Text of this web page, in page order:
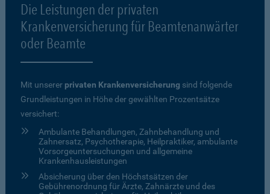
Die Leistungen der privaten
Krankenversicherung für Beamtenanwärter
oder Beamte
Mit unserer privaten Krankenversicherung sind folgende
Grundleistungen in Höhe der gewählten Prozentsätze
versichert:
Ambulante Behandlungen, Zahnbehandlung und
Zahnersatz, Psychotherapie, Heilpraktiker, ambulante
Vorsorgeuntersuchungen und allgemeine
Krankenhausleistungen
Absicherung über den Höchstsätzen der
Gebührenordnung für Ärzte, Zahnärzte und des